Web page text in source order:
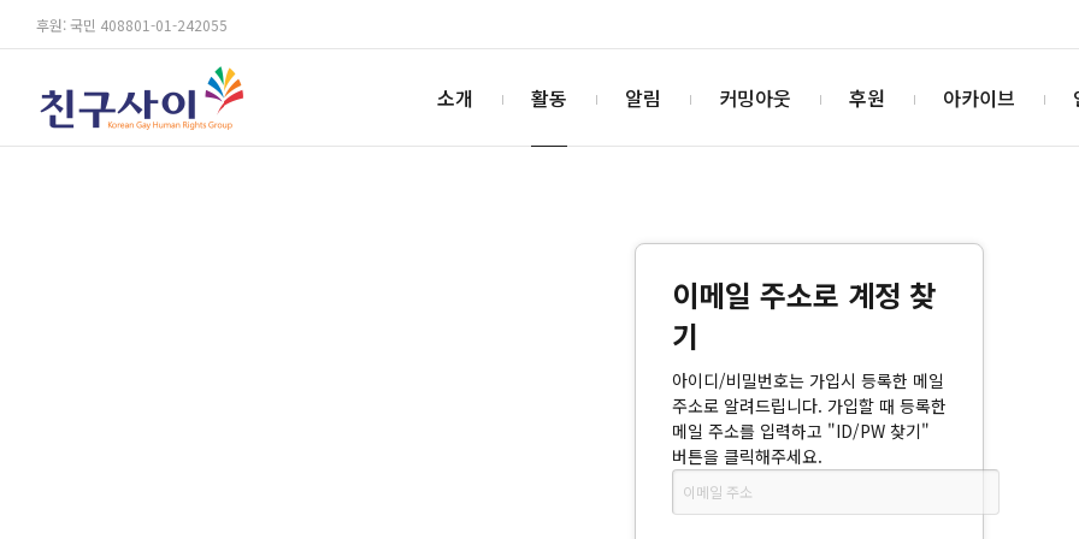
후원: 국민 408801-01-242055
소개 활동 알림 커밍아웃 후원 아카이브
이메일 주소로 계정 찾
기
아이디/비밀번호는 가입시 등록한 메일
주소로 알려드립니다. 가입할 때 등록한
메일 주소를 입력하고 "ID/PW 찾기"
버튼을 클릭해주세요.